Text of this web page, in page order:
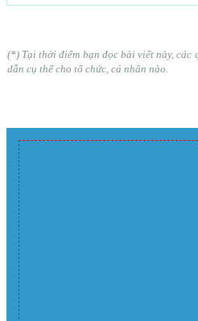
(*) Tại thời điểm bạn đọc bài viết này, các
dẫn cụ thể cho tổ chức, cá nhân nào.